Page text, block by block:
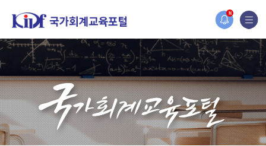
N
홈페이지가 새롭게 개편되었습니다.
한국조세재정연구원홈페이지가 새롭게 개설되었습니다.